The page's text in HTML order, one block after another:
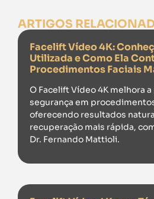
ARTIGOS
Facelift Vídeo 4K:
Utilizada e Como Ela
Procedimentos Faciais
O Facelift Vídeo 4K melhora
segurança em
oferecendo resultados
recuperação mais rápida,
Dr. Fernando Mattioli.